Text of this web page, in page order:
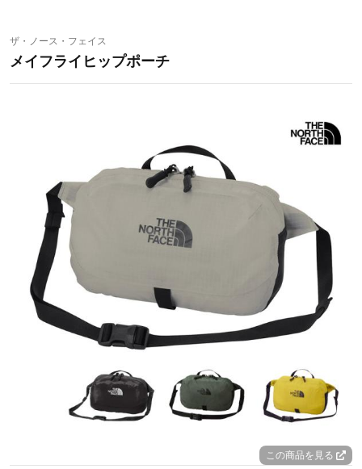
ザ・ノース・フェイス
メイフライヒップポーチ
この商品を見る